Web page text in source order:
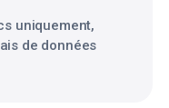
uniquement,
de données